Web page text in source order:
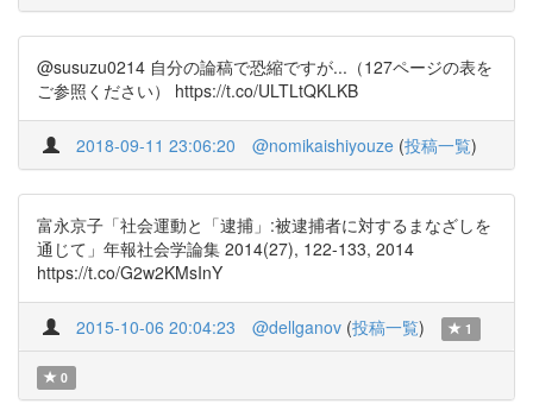
@susuzu0214 自分の論稿で恐縮ですが...（127ページの表を
ご参照ください） https://t.co/ULTLtQKLKB
2018-09-11 23:06:20 @nomikaishiyouze (投稿一覧)
富永京子「社会運動と「逮捕」:被逮捕者に対するまなざしを
通じて」年報社会学論集 2014(27), 122-133, 2014
https://t.co/G2w2KMsInY
2015-10-06 20:04:23 @dellganov (投稿一覧) 1
0